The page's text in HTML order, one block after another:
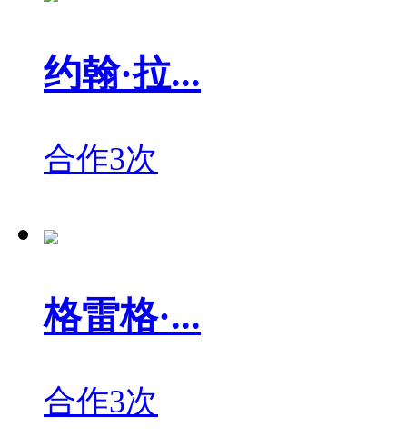
约翰·拉...
合作3次
格雷格·...
合作3次